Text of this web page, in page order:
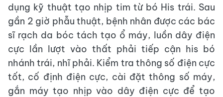
dụng kỹ thuật tạo nhịp tim từ bó His trái. Sau
gần 2 giờ phẫu thuật, bệnh nhân được các bác
sĩ rạch da bóc tách tạo ổ máy, luồn dây điện
cực lần lượt vào thất phải tiếp cận his bó
nhánh trái, nhĩ phải. Kiểm tra thông số điện cực
tốt, cố định điện cực, cài đặt thông số máy,
gắn máy tạo nhịp vào dây điện cực để tạo